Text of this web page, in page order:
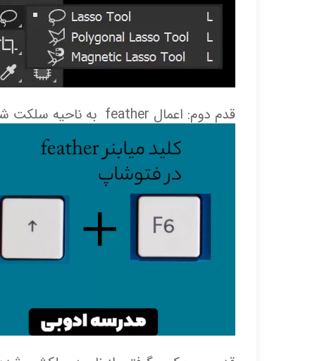
قدم دوم: اعمال feather به ناحیه سلکت شده در فتوشاپ